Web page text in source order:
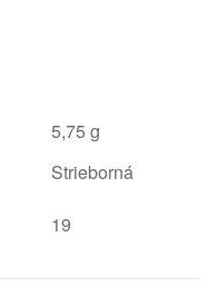
5,75 g
Strieborná
19